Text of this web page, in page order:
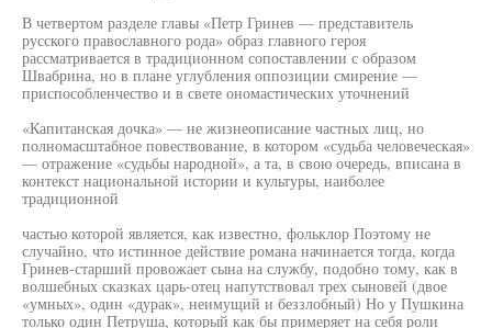
В четвертом разделе главы «Петр Гринев — представитель
русского православного рода» образ главного героя
рассматривается в традиционном сопоставлении с образом
Швабрина, но в плане углубления оппозиции смирение —
приспособленчество и в свете ономастических уточнений
«Капитанская дочка» — не жизнеописание частных лиц, но
полномасштабное повествование, в котором «судьба человеческая»
— отражение «судьбы народной», а та, в свою очередь, вписана в
контекст национальной истории и культуры, наиболее
традиционной
частью которой является, как известно, фольклор Поэтому не
случайно, что истинное действие романа начинается тогда, когда
Гринев-старший провожает сына на службу, подобно тому, как в
волшебных сказках царь-отец напутствовал трех сыновей (двое
«умных», один «дурак», неимущий и беззлобный) Но у Пушкина
только один Петруша, который как бы примеряет на себя роли